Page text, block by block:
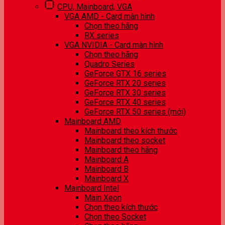
CPU, Mainboard, VGA
VGA AMD - Card màn hình
Chọn theo hãng
RX series
VGA NVIDIA - Card màn hình
Chọn theo hãng
Quadro Series
GeForce GTX 16 series
GeForce RTX 20 series
GeForce RTX 30 series
GeForce RTX 40 series
GeForce RTX 50 series (mới)
Mainboard AMD
Mainboard theo kích thước
Mainboard theo socket
Mainboard theo hãng
Mainboard A
Mainboard B
Mainboard X
Mainboard Intel
Main Xeon
Chọn theo kích thước
Chọn theo Socket